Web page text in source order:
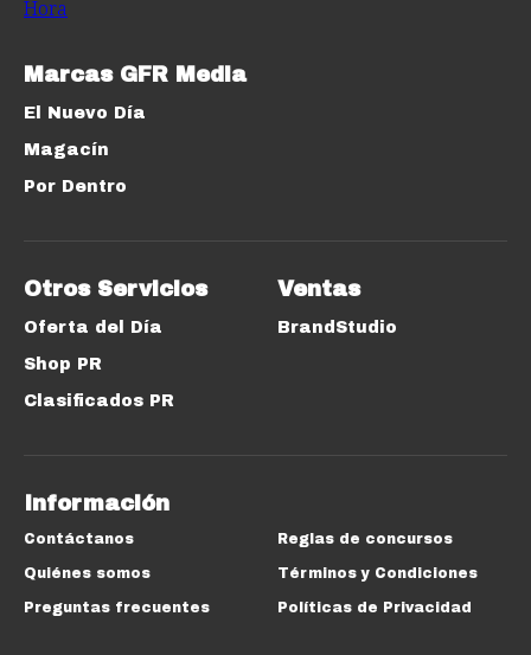
Marcas GFR Media
El Nuevo Día
Magacín
Por Dentro
Otros Servicios
Oferta del Día
Shop PR
Clasificados PR
Ventas
BrandStudio
Información
Contáctanos
Quiénes somos
Preguntas frecuentes
Reglas de concursos
Términos y Condiciones
Políticas de Privacidad